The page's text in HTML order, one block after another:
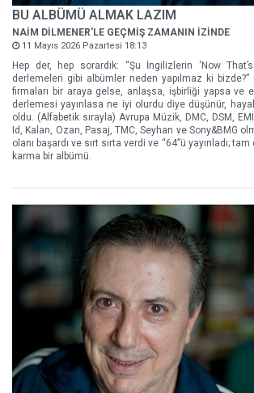
BU ALBÜMÜ ALMAK LAZIM
NAİM DİLMENER'LE GEÇMİŞ ZAMANIN İZİNDE
11 Mayıs 2026 Pazartesi 18:13
Hep der, hep sorardık: “Şu İngilizlerin ‘Now
derlemeleri gibi albümler neden yapılmaz ki bizde?”
firmaları bir araya gelse, anlaşsa, işbirliği yapsa ve
derlemesi yayınlasa ne iyi olurdu diye düşünür,
oldu. (Alfabetik sırayla) Avrupa Müzik, DMC, DSM,
Id, Kalan, Ozan, Pasaj, TMC, Seyhan ve Sony&BMG
olanı başardı ve sırt sırta verdi ve “64”ü yayınladı;
karma bir albümü.